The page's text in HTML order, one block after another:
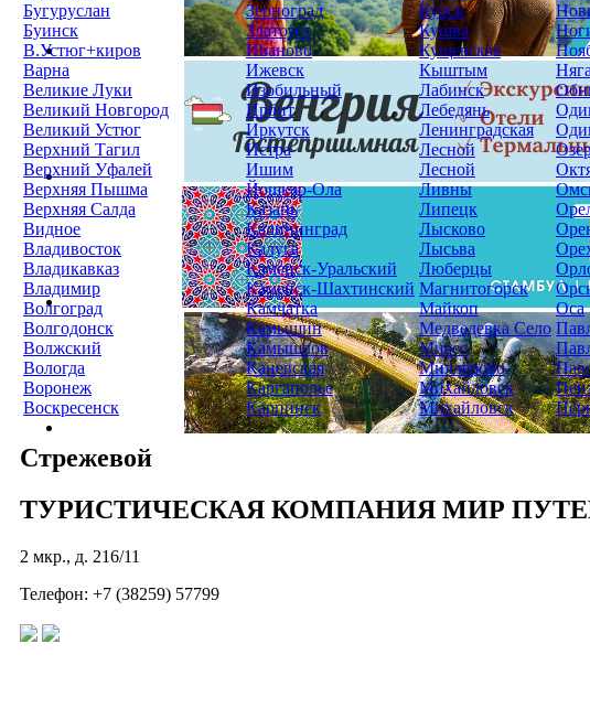
Бугуруслан
Буинск
В.Устюг+киров
Варна
Великие Луки
Великий Новгород
Великий Устюг
Верхний Тагил
Верхний Уфалей
Верхняя Пышма
Верхняя Салда
Видное
Владивосток
Владикавказ
Владимир
Волгоград
Волгодонск
Волжский
Вологда
Воронеж
Воскресенск
Зерноград
Златоуст
Иваново
Ижевск
Изобильный
Ирбит
Иркутск
Истра
Ишим
Йошкар-Ола
Казань
Калининград
Калуга
Каменск-Уральский
Каменск-Шахтинский
Камчатка
Камышин
Камышлов
Каневская
Каргаполье
Карпинск
Курск
Кушва
Кущевская
Кыштым
Лабинск
Лебедянь
Ленинградская
Лесной
Лесной
Ливны
Липецк
Лысково
Лысьва
Люберцы
Магнитогорск
Майкоп
Медведевка Село
Миасс
Миллерово
Михайловск
Михайловск
Оса
Стрежевой
ТУРИСТИЧЕСКАЯ КОМПАНИЯ МИР
2 мкр., д. 216/11
Телефон: +7 (38259) 57799